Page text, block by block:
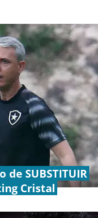
| APOSTAS
SUBSTITUIR
Cristal